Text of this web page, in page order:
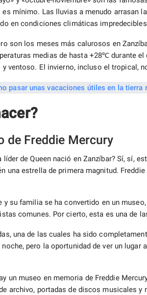
mínimo. Las lluvias a menudo arrasan
en condiciones climáticas
son los meses más calurosos en
medias de hasta +28℃ durante
ventoso. El invierno, incluso el tropical,
de Freddie Mercury
líder de Queen nació en Zanzíbar? Sí, sí,
una estrella de primera magnitud.
y su familia se ha convertido en un
comunes. Por cierto, esta es una de
una de las cuales ha sido
pero la oportunidad de ver un lugar
un museo en memoria de Freddie
archivo, portadas de discos musicales y